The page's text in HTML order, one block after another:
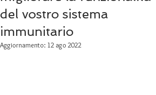
del vostro sistema
immunitario
Aggiornamento: 12 ago 2022